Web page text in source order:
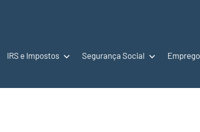
IRS e Impostos Segurança Social Emprego